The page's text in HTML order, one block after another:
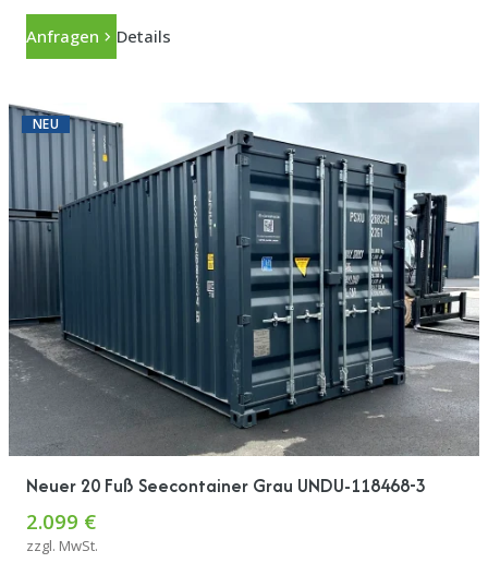
Anfragen Details
NEU
Neuer 20 Fuß Seecontainer Grau UNDU-118468-3
2.099 €
zzgl. MwSt.